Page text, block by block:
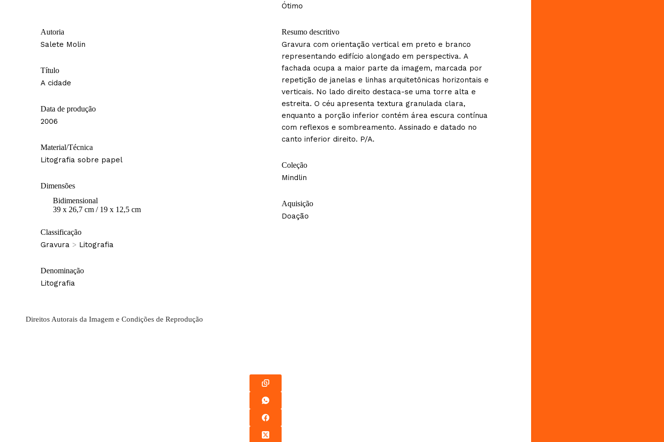
Autoria
Salete Molin
Título
A cidade
Data de produção
2006
Material/Técnica
Litografia sobre papel
Dimensões
Bidimensional
39 x 26,7 cm / 19 x 12,5 cm
Classificação
Gravura > Litografia
Denominação
Litografia
Ótimo
Resumo descritivo
Gravura com orientação vertical em preto e branco
representando edifício alongado em perspectiva. A
fachada ocupa a maior parte da imagem, marcada por
repetição de janelas e linhas arquitetônicas horizontais e
verticais. No lado direito destaca-se uma torre alta e
estreita. O céu apresenta textura granulada clara,
enquanto a porção inferior contém área escura contínua
com reflexos e sombreamento. Assinado e datado no
canto inferior direito. P/A.
Coleção
Mindlin
Aquisição
Doação
Direitos Autorais da Imagem e Condições de Reprodução